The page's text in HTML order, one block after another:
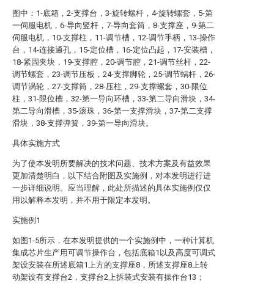
图中：1-底箱，2-支撑台，3-旋转螺杆，4-旋转螺套，5-第
一伺服电机，6-导向竖杆，7-导向套筒，8-支撑座，9-第二
伺服电机，10-支撑柱，11-调节槽，12-调节手柄，13-操作
台，14-连接通孔，15-定位槽，16-定位凸起，17-安装槽，
18-紧固夹块，19-支撑腔，20-调节腔，21-调节丝杆，22-
调节螺套，23-调节压板，24-支撑脚轮，25-调节蜗杆，26-
调节涡轮，27-支撑筒，28-压柱，29-支撑螺套，30-限位
柱，31-限位槽，32-第一导向环槽，33-第二导向滑块，34-
第二导向滑槽，35-滚珠，36-第一支撑滑块，37-第二支撑
滑块，38-支撑弹簧，39-第一导向滑块。
具体实施方式
为了使本发明所要解决的技术问题、技术方案及有益效果
更加清楚明白，以下结合附图及实施例，对本发明进行进
一步详细说明。应当理解，此处所描述的具体实施例仅仅
用以解释本发明，并不用于限定本发明。
实施例1
如图1-5所示，在本发明提供的一个实施例中，一种计算机
集成芯片生产用可调节操作台，包括底箱1以及高度可调式
架设安装在所述底箱1上方的支撑座8，所述支撑座8上转
动架设有支撑台2，支撑台2上拆装式安装有操作台13；